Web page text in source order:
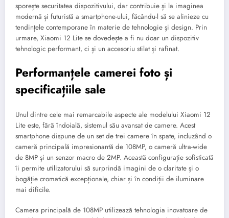
sporește securitatea dispozitivului, dar contribuie și la imaginea
modernă și futuristă a smartphone-ului, făcându-l să se alinieze cu
tendințele contemporane în materie de tehnologie și design. Prin
urmare, Xiaomi 12 Lite se dovedește a fi nu doar un dispozitiv
tehnologic performant, ci și un accesoriu stilat și rafinat.
Performanțele camerei foto și
specificațiile sale
Unul dintre cele mai remarcabile aspecte ale modelului Xiaomi 12
Lite este, fără îndoială, sistemul său avansat de camere. Acest
smartphone dispune de un set de trei camere în spate, incluzând o
cameră principală impresionantă de 108MP, o cameră ultra-wide
de 8MP și un senzor macro de 2MP. Această configurație sofisticată
îi permite utilizatorului să surprindă imagini de o claritate și o
bogăție cromatică excepționale, chiar și în condiții de iluminare
mai dificile.
Camera principală de 108MP utilizează tehnologia inovatoare de